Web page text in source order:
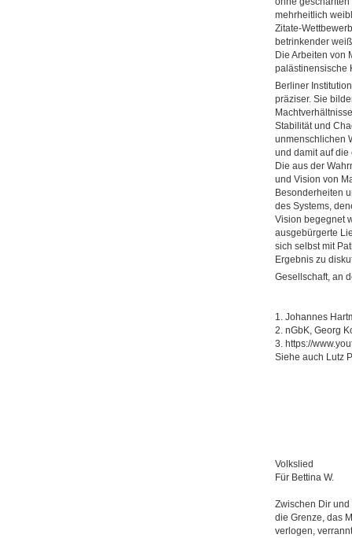
mehrheitlich
Zitate-
betrinkender
Die Arbeiten von
palästinensische
Berliner
präziser. Sie
Stabilität und
unmenschlichen
und damit auf die
Die aus der
und Vision von
Besonderheiten
des Systems,
Vision begegnet
ausgebürgerte
sich selbst mit
Ergebnis zu
Gesellschaft, an
1. Johannes
2. nGbK, Georg
3. https://
Siehe auch Lutz
Volkslied
Für Bettina W.
Zwischen Dir und
die Grenze, das
verlogen, verrannt